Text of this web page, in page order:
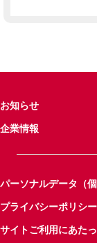
お知らせ
企業情報
パーソナルデータ（
プライバシーポリシー
サイトご利用にあた